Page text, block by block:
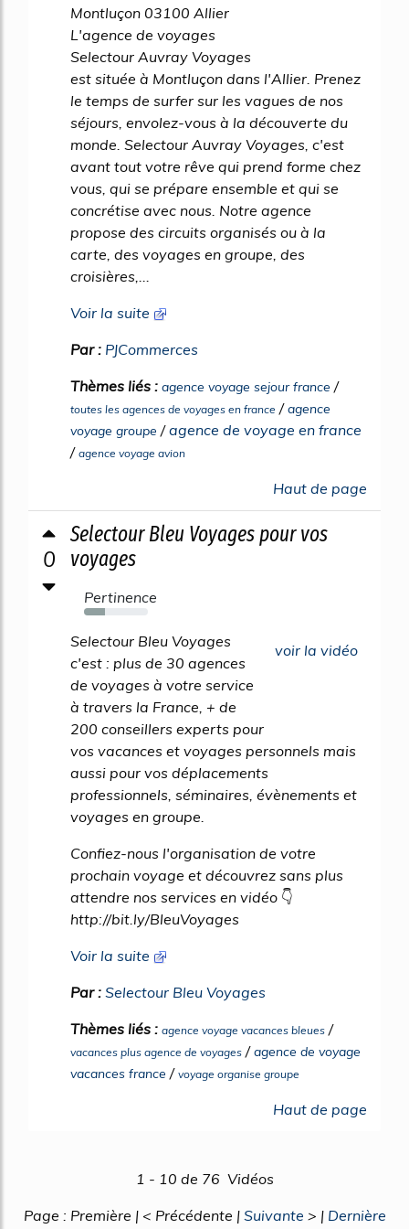
Montluçon 03100 Allier
L'agence de voyages
Selectour Auvray Voyages
est située à Montluçon dans l'Allier. Prenez
le temps de surfer sur les vagues de nos
séjours, envolez-vous à la découverte du
monde. Selectour Auvray Voyages, c'est
avant tout votre rêve qui prend forme chez
vous, qui se prépare ensemble et qui se
concrétise avec nous. Notre agence
propose des circuits organisés ou à la
carte, des voyages en groupe, des
croisières,...
Voir la suite
Par : PJCommerces
Thèmes liés : agence voyage sejour france /
toutes les agences de voyages en france /agence
voyage groupe /agence de voyage en france
/ agence voyage avion
Haut de page
0
Selectour Bleu Voyages pour vos
voyages
Pertinence
33%
voir la vidéo
Selectour Bleu Voyages
c'est : plus de 30 agences
de voyages à votre service
à travers la France, + de
200 conseillers experts pour
vos vacances et voyages personnels mais
aussi pour vos déplacements
professionnels, séminaires, évènements et
voyages en groupe.
Confiez-nous l'organisation de votre
prochain voyage et découvrez sans plus
attendre nos services en vidéo 👇
http://bit.ly/BleuVoyages
Voir la suite
Par : Selectour Bleu Voyages
Thèmes liés : agence voyage vacances bleues /
vacances plus agence de voyages /agence de voyage
vacances france / voyage organise groupe
Haut de page
1 - 10 de 76 Vidéos
Page : Première | < Précédente | Suivante > | Dernière